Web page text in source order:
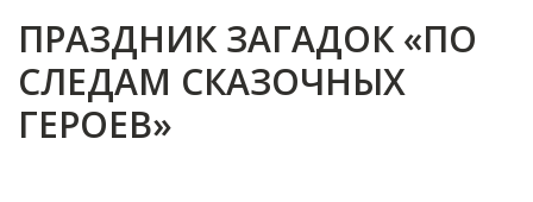
ПРАЗДНИК ЗАГАДОК «ПО
СЛЕДАМ СКАЗОЧНЫХ
ГЕРОЕВ»